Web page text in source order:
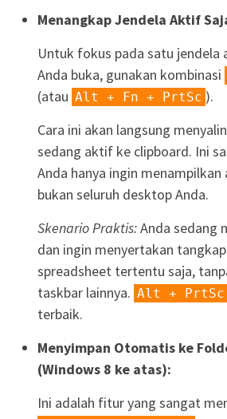
Menangkap Jendela Aktif
Untuk fokus pada satu jendela
Anda buka, gunakan kombinasi
(atau Alt + Fn + PrtSc ).
Cara ini akan langsung
sedang aktif ke clipboard. Ini
Anda hanya ingin
bukan seluruh desktop Anda.
Skenario Praktis:Anda sedang
dan ingin menyertakan
spreadsheet tertentu saja,
taskbar lainnya. Alt + PrtSc
terbaik.
Menyimpan Otomatis ke
(Windows 8 ke atas):
Ini adalah fitur yang sangat